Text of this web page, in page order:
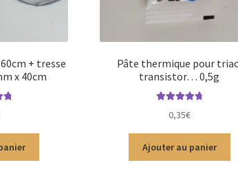
+ tresse
x 40cm
Pâte thermique pour
transistor… 0,5g
0,35€
Ajouter au panier